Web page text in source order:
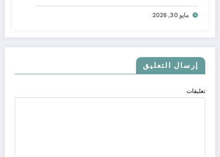
مايو 30, 2026
إرسال التعليق
تعليقات